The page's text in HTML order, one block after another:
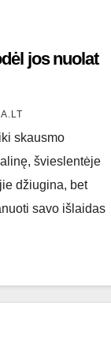
jos nuolat
skausmo
švieslentėje
džiugina, bet
savo išlaidas